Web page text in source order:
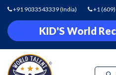
+91 9033543339(India) +1
KID'S World